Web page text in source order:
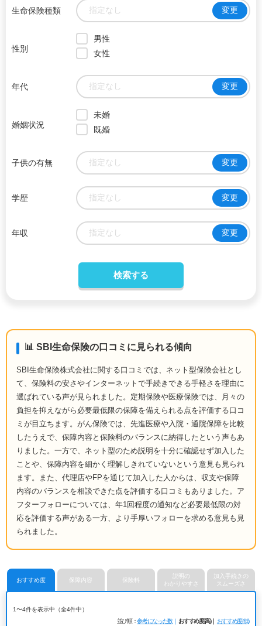
生命保険種類 指定なし 変更
性別
男性
女性
年代 指定なし 変更
婚姻状況
未婚
既婚
子供の有無 指定なし 変更
学歴 指定なし 変更
年収 指定なし 変更
📊 SBI生命保険の口コミに見られる傾向
SBI生命保険株式会社に関する口コミでは、ネット型保険会社とし
て、保険料の安さやインターネットで手続きできる手軽さを理由に
選ばれている声が見られました。定期保険や医療保険では、月々の
負担を抑えながら必要最低限の保障を備えられる点を評価する口コ
ミが目立ちます。がん保険では、先進医療や入院・通院保障を比較
したうえで、保障内容と保険料のバランスに納得したという声もあ
りました。一方で、ネット型のため説明を十分に確認せず加入した
ことや、保障内容を細かく理解しきれていないという意見も見られ
ます。また、代理店やFPを通じて加入した人からは、収支や保障
内容のバランスを相談できた点を評価する口コミもありました。ア
フターフォローについては、年1回程度の通知など必要最低限の対
応を評価する声がある一方、より手厚いフォローを求める意見も見
られました。
おすすめ度 保障内容 保険料
説明の
わかりやすさ
加入手続きの
スムーズさ
1〜4件を表示中（全4件中）
並び順
参考になった数 おすすめ度(高) おすすめ度(低)